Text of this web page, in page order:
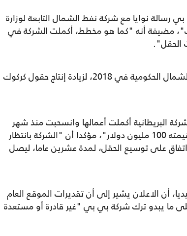
"في العام 2013 وقعت بي بي رسالة نوايا مع شركة نفط الشمال التابعة لوزارة
مضيفة أنه "كما هو مخطط، أكملت الشركة في
وكانت الشركة البريطانية وقعت اتفاقا مع شركة نفط الشمال الحكومية في 2018، لزيادة إنتاج حقول كركوك
البريطانية أكملت أعمالها وانسحبت منذ شهر
بعد انتهاء عقد الفحص والدراسة والتنقيب الذي تبلغ قيمته 100 مليون دولار"، مؤكدا أن "الشركة بانتظار
على توسيع الحقل، لمدة عشرين عاما، ليصل
أن الاعلان يشير إلى أن تقديرات الموقع العام
ما يبدو ترك شركة بي بي "غير قادرة أو مستعدة